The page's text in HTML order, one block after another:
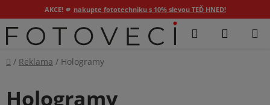
AKCE! 🫵 nakupte fototechniku s 10% slevou TEĎ HNED!
Přejít
na
Hledat
Domů
/ Reklama / Hologramy
Hologramy